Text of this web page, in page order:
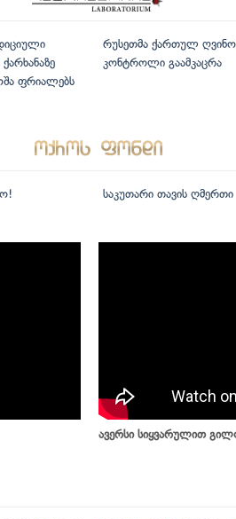
ფრიალებს
რუსეთმა ქართულ
კონტროლი გაამკაცრა
საკუთარი თავის ღმერთი
ავერსი სიყვარულით